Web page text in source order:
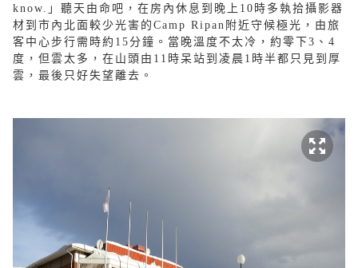
know.」聽天由命吧，在房內休息到晚上10時多執拾攝影器
材到市內北面較少光害的Camp Ripan附近守候極光，由旅
客中心步行需時約15分鐘。當晚溫度不太冷，約零下3、4
度，但雲太多，在山頭由11時呆站到凌晨1時半都只見到厚
雲，最後只好失望離去。